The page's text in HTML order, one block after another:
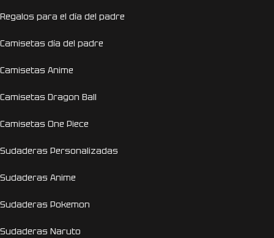
Regalos para el día del padre
Camisetas día del padre
Camisetas Anime
Camisetas Dragon Ball
Camisetas One Piece
Sudaderas Personalizadas
Sudaderas Anime
Sudaderas Pokemon
Sudaderas Naruto